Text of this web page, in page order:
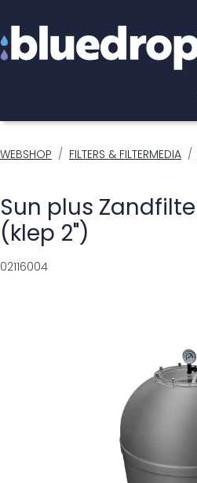
WEBSHOP FILTERS & FILTERMEDIA
Sun plus
(klep 2")
02116004